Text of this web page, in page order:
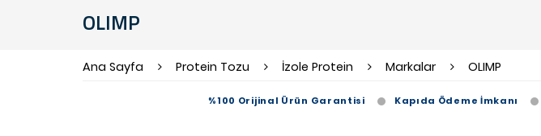
OLIMP
Ana Sayfa Protein Tozu İzole Protein Markalar OLIMP
%100 Orijinal Ürün Garantisi Kapıda Ödeme İmkanı